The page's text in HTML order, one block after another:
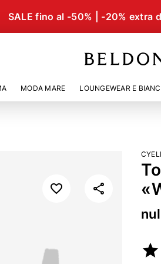
SALE fino al -50% | -20% extra
MODA MARE LOUNGEWEAR E